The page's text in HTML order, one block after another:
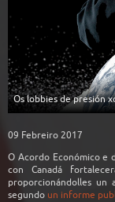
Os lobbies de presión
09 Febreiro 2017
O Acordo Económico e
con Canadá
proporcionándolles un
segundo un informe